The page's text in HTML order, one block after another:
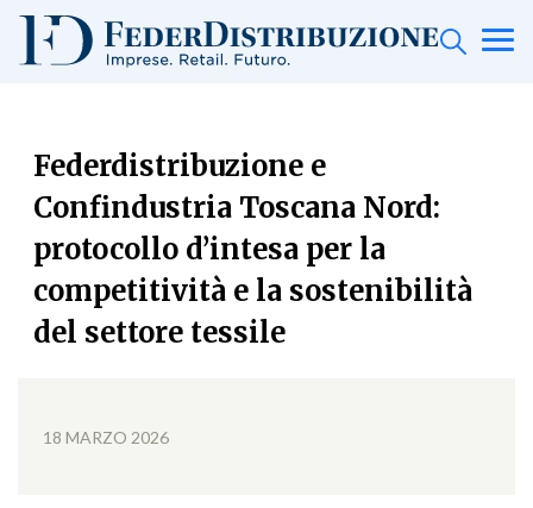
Federdistribuzione e
Confindustria Toscana Nord:
protocollo d’intesa per la
competitività e la sostenibilità
del settore tessile
18 MARZO 2026